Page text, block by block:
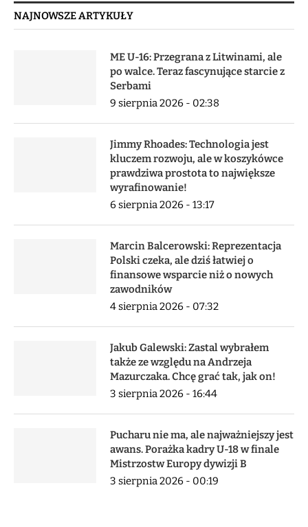
NAJNOWSZE ARTYKUŁY
ME U-16: Przegrana z Litwinami, ale
po walce. Teraz fascynujące starcie z
Serbami
9 sierpnia 2026 - 02:38
Jimmy Rhoades: Technologia jest
kluczem rozwoju, ale w koszykówce
prawdziwa prostota to największe
wyrafinowanie!
6 sierpnia 2026 - 13:17
Marcin Balcerowski: Reprezentacja
Polski czeka, ale dziś łatwiej o
finansowe wsparcie niż o nowych
zawodników
4 sierpnia 2026 - 07:32
Jakub Galewski: Zastal wybrałem
także ze względu na Andrzeja
Mazurczaka. Chcę grać tak, jak on!
3 sierpnia 2026 - 16:44
Pucharu nie ma, ale najważniejszy jest
awans. Porażka kadry U-18 w finale
Mistrzostw Europy dywizji B
3 sierpnia 2026 - 00:19